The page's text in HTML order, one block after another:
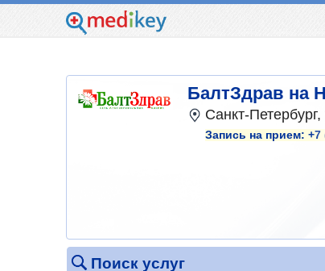
БалтЗдрав на
Санкт-
Запись на прием: +7
Поиск услуг